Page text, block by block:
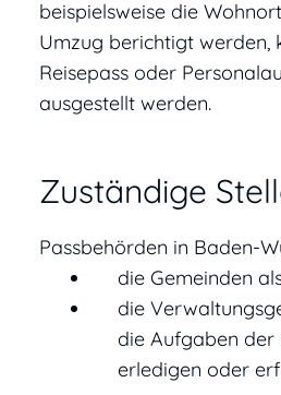
beispielsweise die
Umzug berichtigt werden,
Reisepass oder
ausgestellt werden.
Zuständige
Passbehörden in Baden-
die Gemeinden
die
die Aufgaben der
erledigen oder